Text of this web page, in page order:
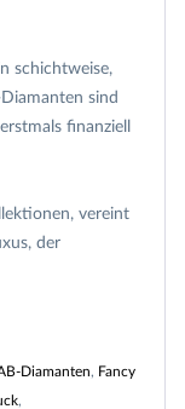
schichtweise,
sind
finanziell
vereint
der
Diamanten, Fancy
,